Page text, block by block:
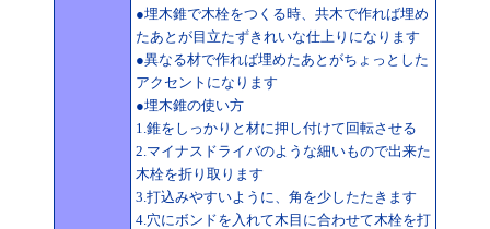
●埋木錐で木栓をつくる時、共木で作れば埋め
たあとが目立たずきれいな仕上りになります
●異なる材で作れば埋めたあとがちょっとした
アクセントになります
●埋木錐の使い方
1.錐をしっかりと材に押し付けて回転させる
2.マイナスドライバのような細いもので出来た
木栓を折り取ります
3.打込みやすいように、角を少したたきます
4.穴にボンドを入れて木目に合わせて木栓を打